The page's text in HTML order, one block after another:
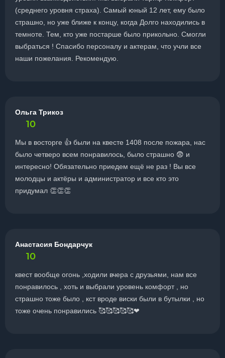
(среднего уровня страха). Самый юный 12 лет, ему было
страшно, но уже ближе к концу, когда Долго находились в
темноте. Тем, кто уже постарше было прикольно. Смогли
выбраться ! Спасибо персоналу и актерам, что учли все
наши пожелания. Рекомендую.
Ольга Трикоз
10
Мы в восторге 👍 были на квесте 1408 после пожара, нас
было четверо всем понравилось, было страшно 😨 и
интересно! Обязательно приедем ещё не раз ! Вы все
молодцы и актёры и администратор и все кто это
придумал 👏👏👏
Анастасия Бондарчук
10
квест вообще огонь ,ходили вчера с друзьями, нам все
понравилось , хоть и выбрали уровень комфорт , но
страшно тоже было , кст вроде виски были в бутылки , но
тоже очень понравились 🥰🥰🥰🥰🥰❤